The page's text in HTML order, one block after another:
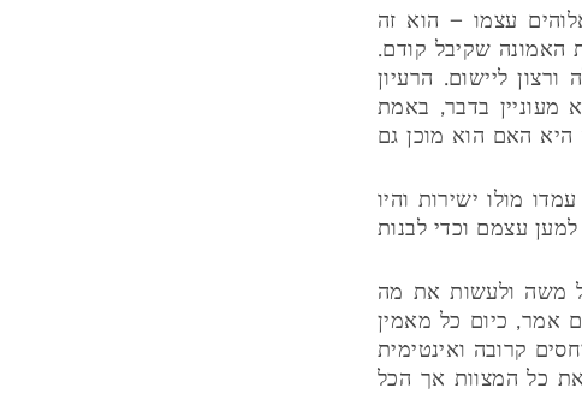
עצמו – הוא זה
האמונה שקיבל קודם.
ליישום. הרעיון
בדבר, באמת
האם הוא מוכן גם
מולו ישירות והיו
עצמם וכדי לבנות
משה ולעשות את מה
אמר, כיום כל מאמין
קרובה ואינטימית
כל המצוות אך הכל